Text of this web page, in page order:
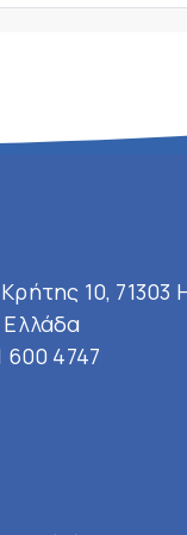
10, 71303
600 4747